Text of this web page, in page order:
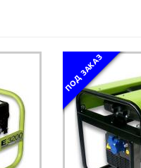
ПОД ЗАКАЗ